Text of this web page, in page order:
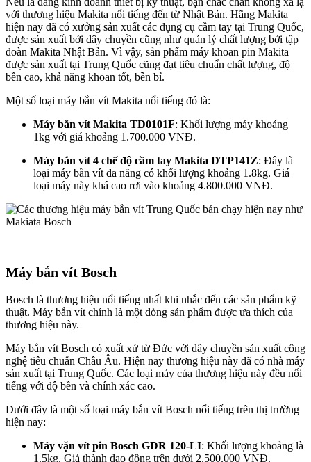
với thương hiệu Makita nổi tiếng đến từ Nhật Bản. Hãng Makita
hiện nay đã có xưởng sản xuất các dụng cụ cầm tay tại Trung Quốc,
được sản xuất bởi dây chuyền cũng như quản lý chất lượng bởi tập
đoàn Makita Nhật Bản. Vì vậy, sản phẩm máy khoan pin Makita
được sản xuất tại Trung Quốc cũng đạt tiêu chuẩn chất lượng, độ
bền cao, khả năng khoan tốt, bền bỉ.
Một số loại máy bắn vít Makita nổi tiếng đó là:
Máy bắn vít Makita TD0101F: Khối lượng máy khoảng
1kg với giá khoảng 1.700.000 VNĐ.
Máy bắn vít 4 chế độ cầm tay Makita DTP141Z: Đây là
loại máy bắn vít đa năng có khối lượng khoảng 1.8kg. Giá
loại máy này khá cao rơi vào khoảng 4.800.000 VNĐ.
Máy bắn vít Bosch
Bosch là thương hiệu nổi tiếng nhất khi nhắc đến các sản phẩm kỹ
thuật. Máy bắn vít chính là một dòng sản phẩm được ưa thích của
thương hiệu này.
Máy bắn vít Bosch có xuất xứ từ Đức với dây chuyền sản xuất công
nghệ tiêu chuẩn Châu Âu. Hiện nay thương hiệu này đã có nhà máy
sản xuất tại Trung Quốc. Các loại máy của thương hiệu này đều nổi
tiếng với độ bền và chính xác cao.
Dưới đây là một số loại máy bắn vít Bosch nổi tiếng trên thị trường
hiện nay:
Máy vặn vít pin Bosch GDR 120-LI: Khối lượng khoảng là
1.5kg. Giá thành dao động trên dưới 2.500.000 VNĐ.